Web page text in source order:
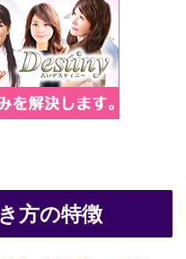
方の特徴